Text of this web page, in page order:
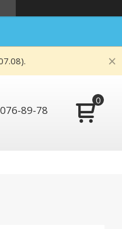
89-78